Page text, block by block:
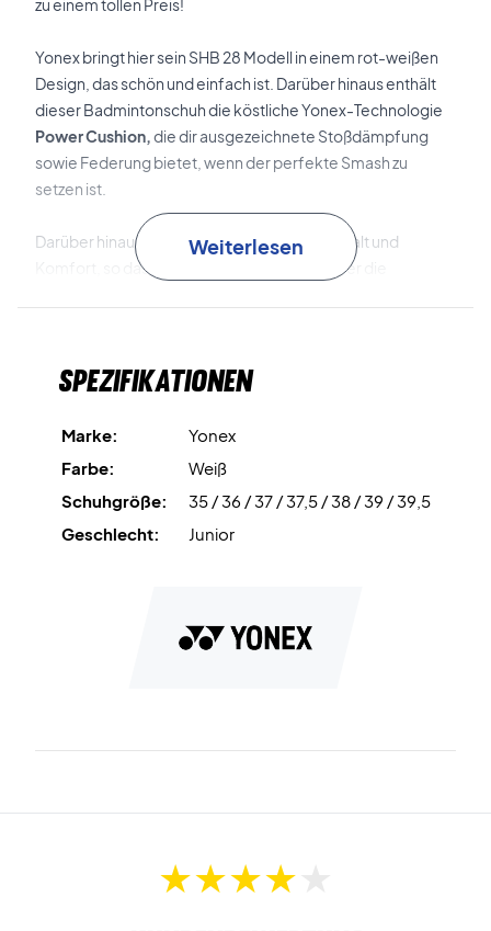
zu einem tollen Preis!
Yonex bringt hier sein SHB 28 Modell in einem rot-weißen
Design, das schön und einfach ist. Darüber hinaus enthält
dieser Badmintonschuh die köstliche Yonex-Technologie
Power Cushion,die dir ausgezeichnete Stoßdämpfung
sowie Federung bietet, wenn der perfekte Smash zu
setzen ist.
Darüber hinaus bietet der Schuh optimalen Halt und
Komfort, so dass das Nachwuchstalent immer die
Yonex SHB 28 - Ein Badmintonschuh, der dir die besten
für den Nachwuchs bist, dann ist dieses Modell von Yonex
eine naheliegende Wahl.
Weiterlesen
Spezifikationen
Marke:
Yonex
Farbe:
Weiß
Schuhgröße:
35 / 36 / 37 / 37,5 / 38 / 39 / 39,5
Geschlecht:
Junior